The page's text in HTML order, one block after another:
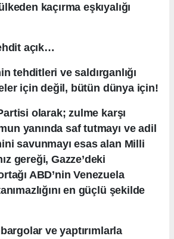
kaçırma eşkıyalığı
açık…
tehditleri ve saldırganlığı
için değil, bütün dünya için!
olarak; zulme karşı
yanında saf tutmayı ve adil
savunmayı esas alan Milli
gereği, Gazze’deki
ABD’nin Venezuela
en güçlü şekilde
ve yaptırımlarla